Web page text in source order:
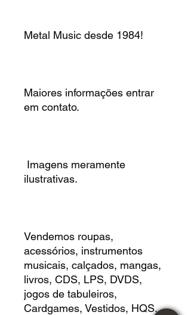
Metal Music desde 1984!
Maiores informações entrar
em contato.
Imagens meramente
ilustrativas.
Vendemos roupas,
acessórios, instrumentos
musicais, calçados, mangas,
livros, CDS, LPS, DVDS,
jogos de tabuleiros,
Cardgames, Vestidos, HQS,